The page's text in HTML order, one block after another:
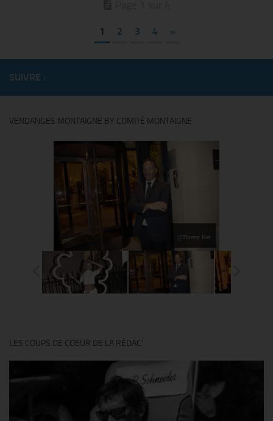
1 2 3 4 »
SUIVRE :
VENDANGES MONTAIGNE BY COMITÉ MONTAIGNE
@Thierry Ker
LES COUPS DE COEUR DE LA RÉDAC’